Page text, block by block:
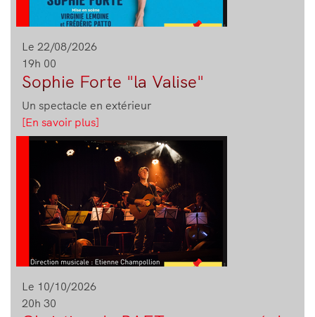
Le 22/08/2026
19h 00
Sophie Forte "la Valise"
Un spectacle en extérieur
[En savoir plus]
Le 10/10/2026